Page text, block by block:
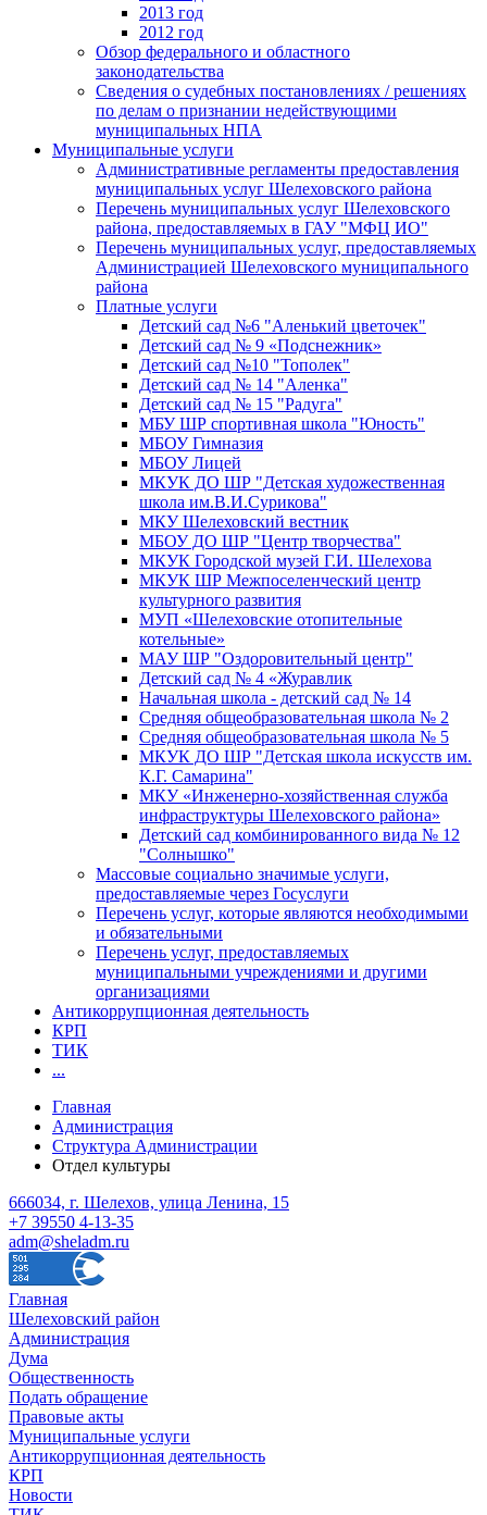
2013 год
2012 год
Обзор федерального и областного
законодательства
Сведения о судебных постановлениях / решениях
по делам о признании недействующими
муниципальных НПА
Муниципальные услуги
Административные регламенты предоставления
муниципальных услуг Шелеховского района
Перечень муниципальных услуг Шелеховского
района, предоставляемых в ГАУ "МФЦ ИО"
Перечень муниципальных услуг, предоставляемых
Администрацией Шелеховского муниципального
района
Платные услуги
Детский сад №6 "Аленький цветочек"
Детский сад № 9 «Подснежник»
Детский сад №10 "Тополек"
Детский сад № 14 "Аленка"
Детский сад № 15 "Радуга"
МБУ ШР спортивная школа "Юность"
МБОУ Гимназия
МБОУ Лицей
МКУК ДО ШР "Детская художественная
школа им.В.И.Сурикова"
МКУ Шелеховский вестник
МБОУ ДО ШР "Центр творчества"
МКУК Городской музей Г.И. Шелехова
МКУК ШР Межпоселенческий центр
культурного развития
МУП «Шелеховские отопительные
котельные»
МАУ ШР "Оздоровительный центр"
Детский сад № 4 «Журавлик
Начальная школа - детский сад № 14
Средняя общеобразовательная школа № 2
Средняя общеобразовательная школа № 5
МКУК ДО ШР "Детская школа искусств им.
К.Г. Самарина"
МКУ «Инженерно-хозяйственная служба
инфраструктуры Шелеховского района»
Детский сад комбинированного вида № 12
"Солнышко"
Массовые социально значимые услуги,
предоставляемые через Госуслуги
Перечень услуг, которые являются необходимыми
и обязательными
Перечень услуг, предоставляемых
муниципальными учреждениями и другими
организациями
Антикоррупционная деятельность
КРП
ТИК
...
Главная
Администрация
Структура Администрации
Отдел культуры
666034, г. Шелехов, улица Ленина, 15
+7 39550 4-13-35
adm@sheladm.ru
Главная
Шелеховский район
Администрация
Дума
Общественность
Подать обращение
Правовые акты
Муниципальные услуги
Антикоррупционная деятельность
КРП
Новости